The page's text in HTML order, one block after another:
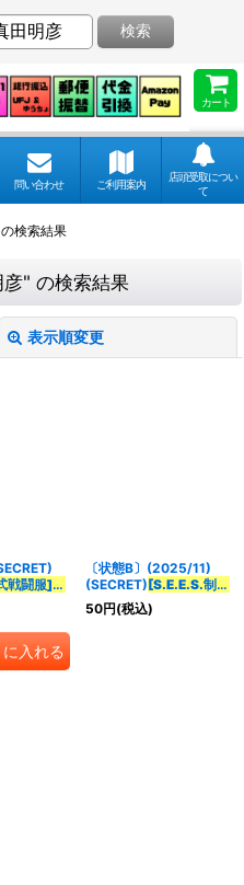
カート
検索
問い合わせ ご利用案内
店頭受取につい
て
の検索結果
彦" の検索結果
表示順変更
む
戦闘服]真
】
青》
入れる
〔状態B〕(2025/11)
(SECRET)[S.E.E.S.制式
戦闘服]真田明彦
SEC】{CB33-010}
50円(税込)